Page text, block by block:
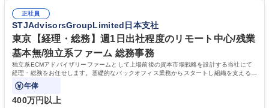
務人事】経験者歓迎！/阪急阪神HDグループ/年休124日
囲のメンバーと協調しつつ主体性を持って能動的に業務を推進できる方 学
歴・資格 学歴：大学院 大学 高専 短大 専修学校 高校 語学力： 資格：
正社員
STJAdvisorsGroupLimited日本支社
東京【経理・総務】週1日出社程度のリモート中心/残業
基本無/独立系ファーム 総務事務
独立系ECMアドバイザリーファームとして上場前後の資本市場戦略を設計する当社にて
経理・総務をお任せします。基礎的なバックオフィス業務からスタートし組織を支える専
任担当として広く活躍できる環境です。
年俸
400万円以上